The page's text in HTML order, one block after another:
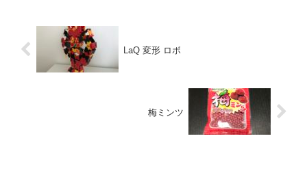
LaQ 変形 ロボ
梅ミンツ